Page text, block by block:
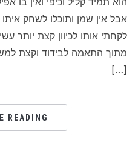
אבל אין שמן ותוכלו לשחק
לקחתי אותו לכיוון קצת יותר
מתוך התאמה לבידוד וקצת
[…]
READING